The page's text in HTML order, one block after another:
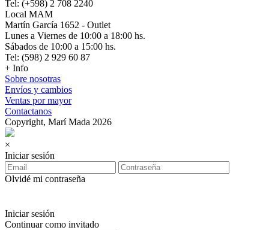
Tel: (+598) 2 708 2240
Local MAM
Martín García 1652 - Outlet
Lunes a Viernes de 10:00 a 18:00 hs.
Sábados de 10:00 a 15:00 hs.
Tel: (598) 2 929 60 87
+ Info
Sobre nosotras
Envíos y cambios
Ventas por mayor
Contactanos
Copyright, Marí Mada 2026
×
Iniciar sesión
Olvidé mi contraseña
Iniciar sesión
Continuar como invitado